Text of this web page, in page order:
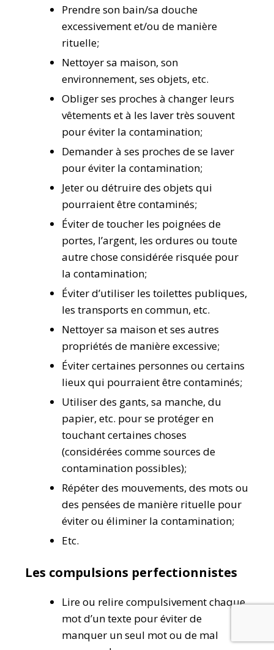
Prendre son bain/sa douche
excessivement et/ou de manière
rituelle;
Nettoyer sa maison, son
environnement, ses objets, etc.
Obliger ses proches à changer leurs
vêtements et à les laver très souvent
pour éviter la contamination;
Demander à ses proches de se laver
pour éviter la contamination;
Jeter ou détruire des objets qui
pourraient être contaminés;
Éviter de toucher les poignées de
portes, l’argent, les ordures ou toute
autre chose considérée risquée pour
la contamination;
Éviter d’utiliser les toilettes publiques,
les transports en commun, etc.
Nettoyer sa maison et ses autres
propriétés de manière excessive;
Éviter certaines personnes ou certains
lieux qui pourraient être contaminés;
Utiliser des gants, sa manche, du
papier, etc. pour se protéger en
touchant certaines choses
(considérées comme sources de
contamination possibles);
Répéter des mouvements, des mots ou
des pensées de manière rituelle pour
éviter ou éliminer la contamination;
Etc.
Les compulsions perfectionnistes
Lire ou relire compulsivement chaque
mot d’un texte pour éviter de
manquer un seul mot ou de mal